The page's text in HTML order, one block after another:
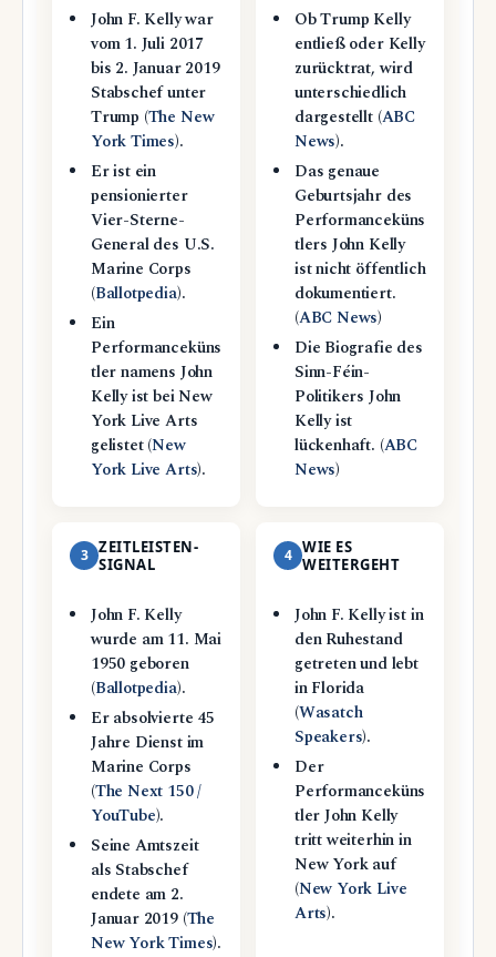
John F. Kelly war
vom 1. Juli 2017
bis 2. Januar 2019
Stabschef unter
Trump (The New
York Times).
Er ist ein
pensionierter
Vier-Sterne-
General des U.S.
Marine Corps
(Ballotpedia).
Ein
Performanceküns
tler namens John
Kelly ist bei New
York Live Arts
gelistet (New
York Live Arts).
Ob Trump Kelly
entließ oder Kelly
zurücktrat, wird
unterschiedlich
dargestellt (ABC
News).
Das genaue
Geburtsjahr des
Performanceküns
tlers John Kelly
ist nicht öffentlich
dokumentiert.
(ABC News)
Die Biografie des
Sinn-Féin-
Politikers John
Kelly ist
lückenhaft. (ABC
News)
3 ZEITLEISTEN-
SIGNAL
John F. Kelly
wurde am 11. Mai
1950 geboren
(Ballotpedia).
Er absolvierte 45
Jahre Dienst im
Marine Corps
(The Next 150 /
YouTube).
Seine Amtszeit
als Stabschef
endete am 2.
Januar 2019 (The
New York Times).
4 WIE ES
WEITERGEHT
John F. Kelly ist in
den Ruhestand
getreten und lebt
in Florida
(Wasatch
Speakers).
Der
Performanceküns
tler John Kelly
tritt weiterhin in
New York auf
(New York Live
Arts).